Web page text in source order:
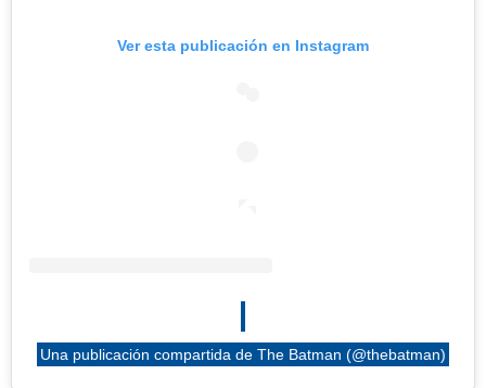
Ver esta publicación en Instagram
Una publicación compartida de The Batman (@thebatman)